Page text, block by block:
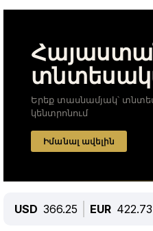
USD 366.25 EUR 422.73